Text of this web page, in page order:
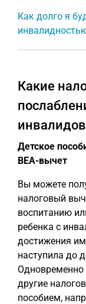
Как долго я
Какие
Детское
BEA-вычет
Вы можете
налоговый
воспитанию
ребенка с
достижения им
наступила до
Одновременно
другие
пособием,